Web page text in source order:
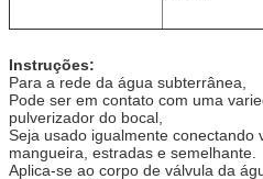
Instruções:
Para a rede da água subterrânea,
Pode ser em contato com uma
pulverizador do bocal,
Seja usado igualmente conectando
mangueira, estradas e semelhante.
Aplica-se ao corpo de válvula da